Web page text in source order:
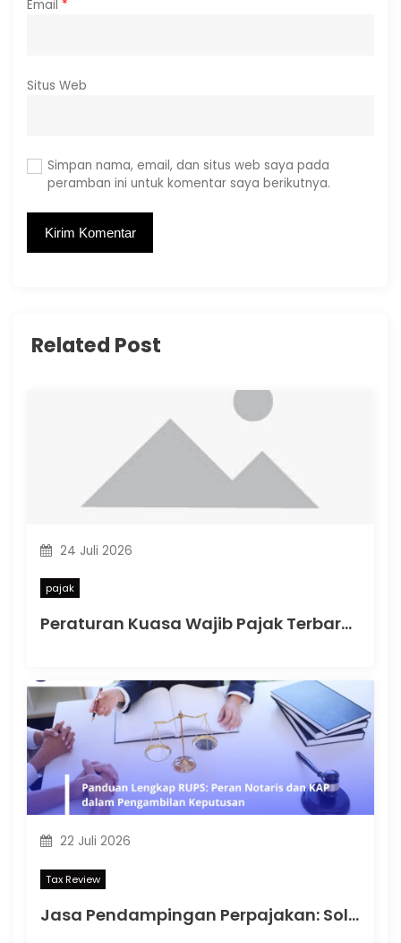
Email *
Situs Web
Simpan nama, email, dan situs web saya pada
peramban ini untuk komentar saya berikutnya.
Related Post
24 Juli 2026
pajak
Peraturan Kuasa Wajib Pajak Terbaru: Memahami PMK Nomor 44 Tahun 2026 dan Dampaknya bagi Wajib Pajak di Indonesia
22 Juli 2026
Tax Review
Jasa Pendampingan Perpajakan: Solusi Profesional untuk Menjaga Kepatuhan Pajak Perusahaan di Indonesia